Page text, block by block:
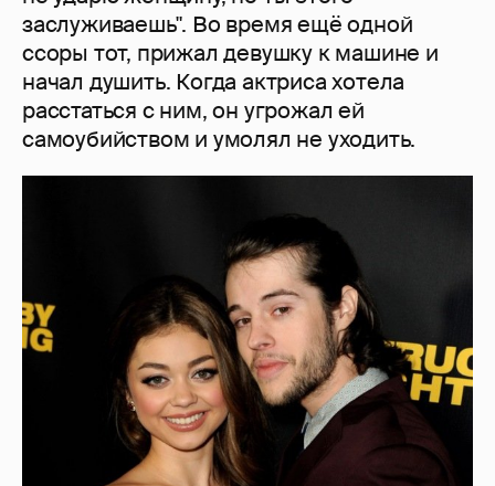
заслуживаешь". Во время ещё одной
ссоры тот, прижал девушку к машине и
начал душить. Когда актриса хотела
расстаться с ним, он угрожал ей
самоубийством и умолял не уходить.